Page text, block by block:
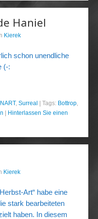
Haniel
Kierek
schon unendliche
(-:
, Surreal Tags: Bottrop,
Hinterlassen Sie einen
Kierek
Art“ habe eine
stark bearbeiteten
haben. In diesem